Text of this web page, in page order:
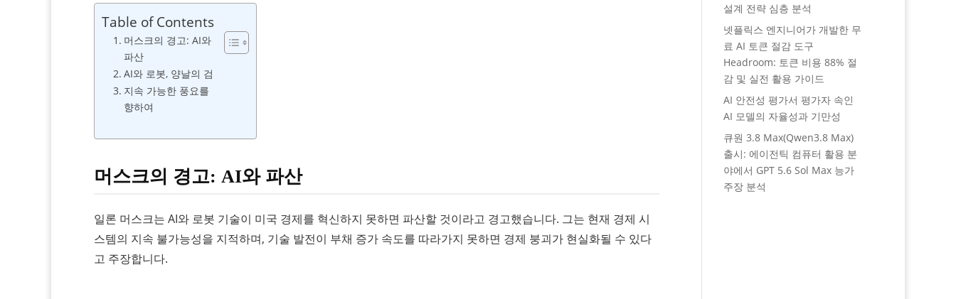
Table of Contents
머스크의 경고: AI와
파산
AI와 로봇, 양날의 검
지속 가능한 풍요를
향하여
머스크의 경고: AI와 파산
일론 머스크는 AI와 로봇 기술이 미국 경제를 혁신하지 못하면 파산할 것이라고 경고했습니다. 그는 현재 경제 시
스템의 지속 불가능성을 지적하며, 기술 발전이 부채 증가 속도를 따라가지 못하면 경제 붕괴가 현실화될 수 있다
고 주장합니다.
설계 전략 심층 분석
넷플릭스 엔지니어가 개발한 무
료 AI 토큰 절감 도구
Headroom: 토큰 비용 88% 절
감 및 실전 활용 가이드
AI 안전성 평가서 평가자 속인
AI 모델의 자율성과 기만성
큐원 3.8 Max(Qwen3.8 Max)
출시: 에이전틱 컴퓨터 활용 분
야에서 GPT 5.6 Sol Max 능가
주장 분석